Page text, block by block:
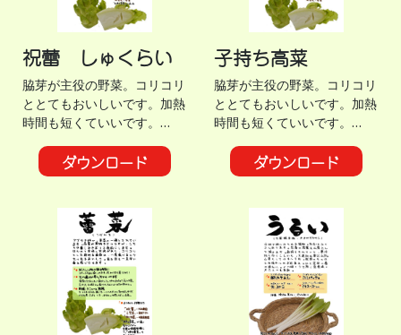
祝蕾 しゅくらい
脇芽が主役の野菜。コリコリ
ととてもおいしいです。加熱
時間も短くていいです。…
ダウンロード
子持ち高菜
脇芽が主役の野菜。コリコリ
ととてもおいしいです。加熱
時間も短くていいです。…
ダウンロード